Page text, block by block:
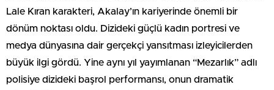
Lale Kıran karakteri, Akalay’ın kariyerinde önemli bir
dönüm noktası oldu. Dizideki güçlü kadın portresi ve
medya dünyasına dair gerçekçi yansıtması izleyicilerden
büyük ilgi gördü. Yine aynı yıl yayımlanan “Mezarlık” adlı
polisiye dizideki başrol performansı, onun dramatik